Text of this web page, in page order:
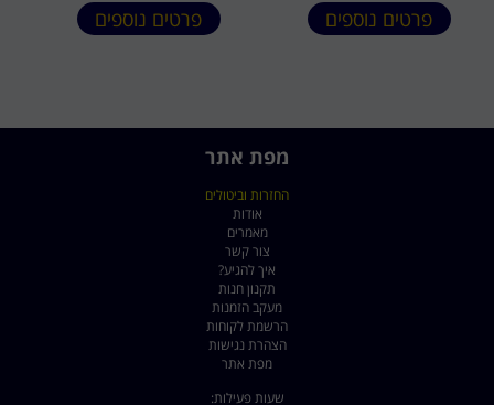
פרטים נוספים פרטים נוספים
מפת אתר
החזרות וביטולים
אודות
מאמרים
צור קשר
איך להגיע?
תקנון חנות
מעקב הזמנות
הרשמת לקוחות
הצהרת נגישות
מפת אתר
שעות פעילות: